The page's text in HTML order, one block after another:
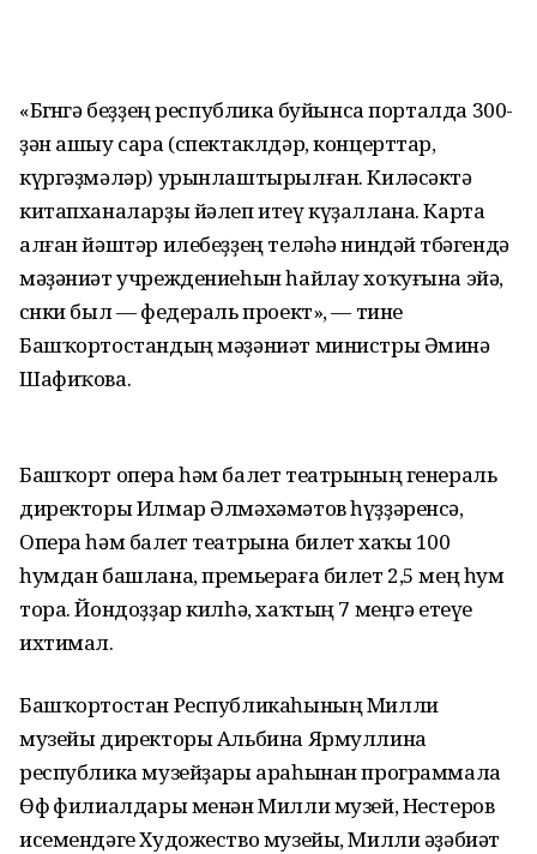
«Бөгөнгә беҙҙең республика буйынса порталда 300-
ҙән ашыу сара (спектаклдәр, концерттар,
күргәҙмәләр) урынлаштырылған. Киләсәктә
китапханаларҙы йәлеп итеү күҙаллана. Карта
алған йәштәр илебеҙҙең теләһә ниндәй төбәгендә
мәҙәниәт учреждениеһын һайлау хоҡуғына эйә,
сөнки был — федераль проект», — тине
Башҡортостандың мәҙәниәт министры Әминә
Шафиҡова.
Башҡорт опера һәм балет театрының генераль
директоры Илмар Әлмәхәмәтов һүҙҙәренсә,
Опера һәм балет театрына билет хаҡы 100
һумдан башлана, премьераға билет 2,5 мең һум
тора. Йондоҙҙар килһә, хаҡтың 7 меңгә етеүе
ихтимал.
Башҡортостан Республикаһының Милли
музейы директоры Альбина Ярмуллина
республика музейҙары араһынан программала
Өфө филиалдары менән Милли музей, Нестеров
исемендәге Художество музейы, Милли әҙәбиәт